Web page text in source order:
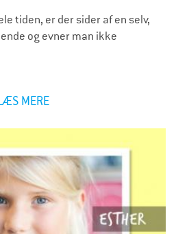
tiden, er der sider af en selv,
og evner man ikke
MERE